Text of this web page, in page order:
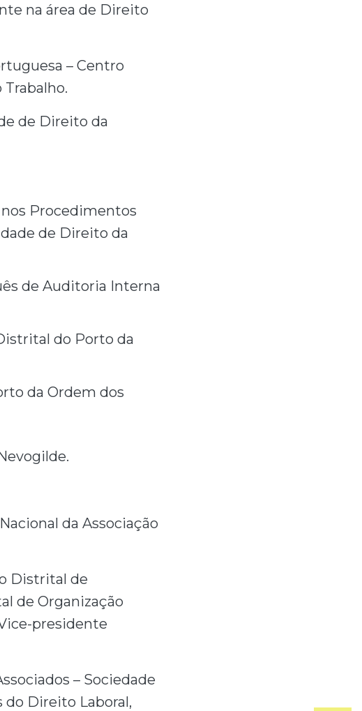
na área de Direito
– Centro
de Direito da
nos Procedimentos
de Direito da
de Auditoria Interna
do Porto da
da Ordem dos
da Associação
Distrital de
de Organização
presidente
– Sociedade
do Direito Laboral,